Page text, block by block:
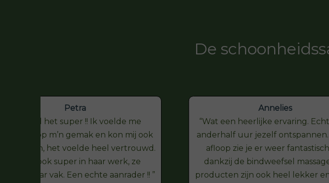
De
Petra
Ik vond het super !! Ik voelde me
op m’n gemak en kon mij ook
het voelde heel vertrouwd.
Joan is ook super in haar werk, ze
haar vak. Een echte aanrader !!
Annelies
Wat een heerlijke ervaring.
anderhalf uur jezelf ontspannen.
afloop zie je er weer
dankzij de bindweefsel
producten zijn ook heel lekker